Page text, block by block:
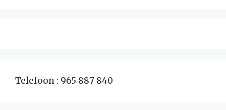
Telefoon : 965 887 840